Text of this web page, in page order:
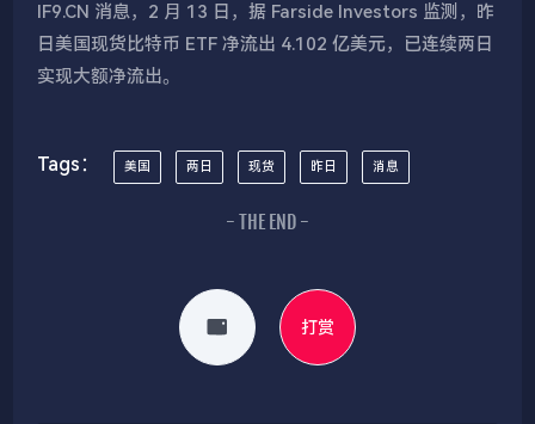
IF9.CN 消息，2 月 13 日，据 Farside Investors 监测，昨
日美国现货比特币 ETF 净流出 4.102 亿美元，已连续两日
实现大额净流出。
Tags： 美国 两日 现货 昨日 消息
- THE END -
打赏